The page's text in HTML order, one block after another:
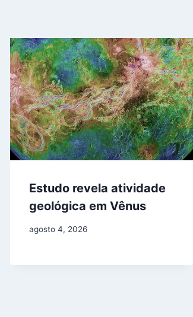
Estudo revela atividade
geológica em Vênus
agosto 4, 2026